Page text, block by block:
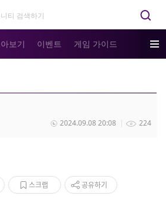
보기 이벤트 게임 가이드
224
2024.09.08 20:08
스크랩 공유하기